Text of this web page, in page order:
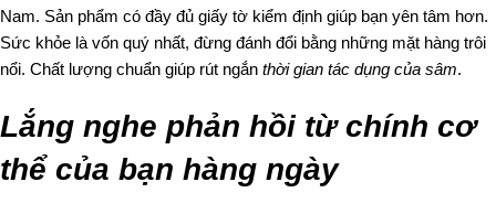
Nam. Sản phẩm có đầy đủ giấy tờ kiểm định giúp bạn yên tâm hơn.
Sức khỏe là vốn quý nhất, đừng đánh đổi bằng những mặt hàng trôi
nổi. Chất lượng chuẩn giúp rút ngắn thời gian tác dụng của sâm.
Lắng nghe phản hồi từ chính cơ
thể của bạn hàng ngày